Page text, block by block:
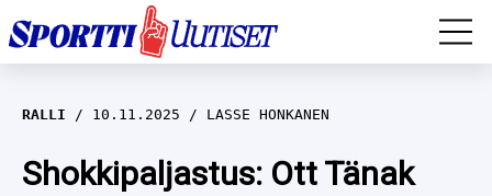
EM-YLEISURHEILU
JÄÄKIEKKO
RALLI 10.11.2025 LASSE HONKANEN
Shokkipaljastus: Ott Tänak